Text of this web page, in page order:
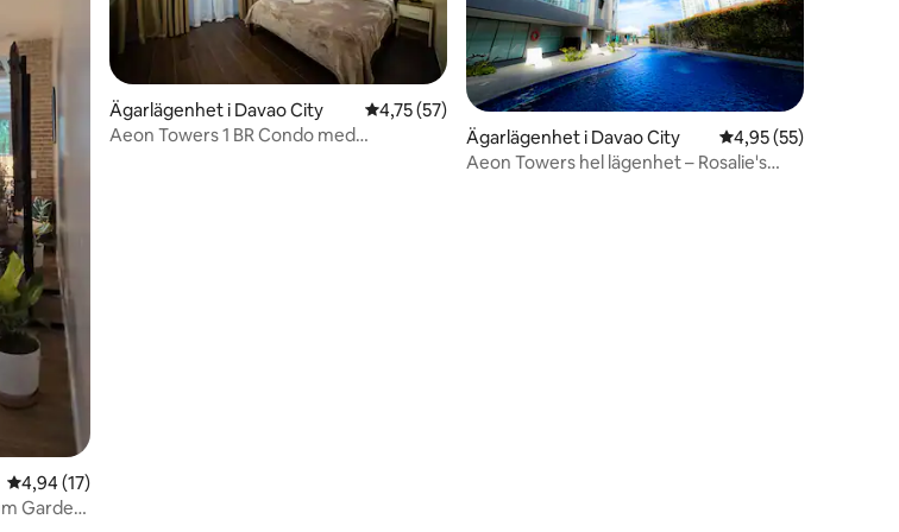
4,94 av 5 i genomsnittligt betyg, 17 omdömen
4,94 (17)
Garden
Ägarlägenhet i Davao City 4,75 av 5 i genomsnittligt betyg, 57 omdömen
4,75 (57)
Aeon Towers 1 BR Condo med
Ägarlägenhet i Davao City 4,95 av 5 i
4,95 (55)
Aeon Towers hel lägenhet – Rosalie's